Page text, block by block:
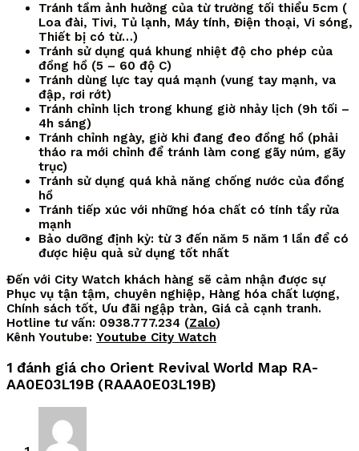
Tránh tầm ảnh hưởng của từ trường tối thiểu 5cm (
Loa đài, Tivi, Tủ lạnh, Máy tính, Điện thoại, Vi sóng,
Thiết bị có từ…)
Tránh sử dụng quá khung nhiệt độ cho phép của
đồng hồ (5 – 60 độ C)
Tránh dùng lực tay quá mạnh (vung tay mạnh, va
đập, rơi rớt)
Tránh chỉnh lịch trong khung giờ nhảy lịch (9h tối –
4h sáng)
Tránh chỉnh ngày, giờ khi đang đeo đồng hồ (phải
tháo ra mới chỉnh để tránh làm cong gãy núm, gãy
trục)
Tránh sử dụng quá khả năng chống nước của đồng
hồ
Tránh tiếp xúc với những hóa chất có tính tẩy rửa
mạnh
Bảo dưỡng định kỳ: từ 3 đến năm 5 năm 1 lần để có
được hiệu quả sử dụng tốt nhất
Đến với City Watch khách hàng sẽ cảm nhận được sự
Phục vụ tận tậm, chuyên nghiệp, Hàng hóa chất lượng,
Chính sách tốt, Ưu đãi ngập tràn, Giá cả cạnh tranh.
Hotline tư vấn: 0938.777.234 (Zalo)
Kênh Youtube: Youtube City Watch
1 đánh giá cho Orient Revival World Map RA-
AA0E03L19B (RAAA0E03L19B)